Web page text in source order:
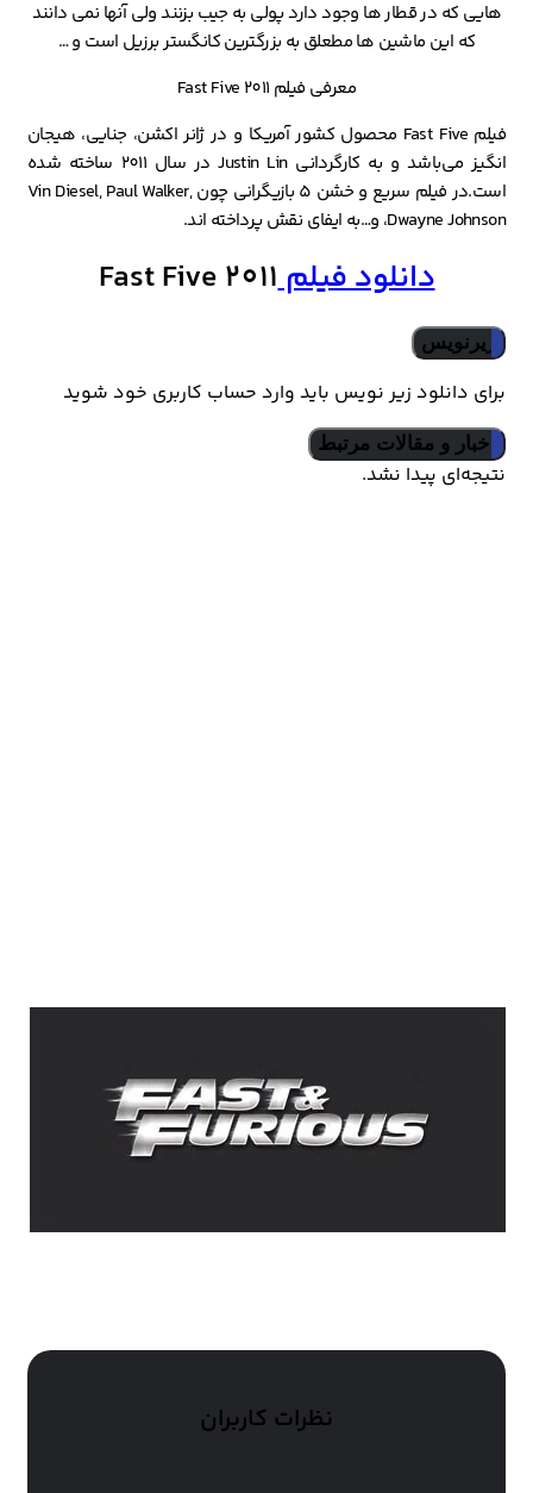
هایی که در قطار ها وجود دارد پولی به جیب بزنند ولی آنها نمی دانند
که این ماشین ها مطعلق به بزرگترین کانگستر برزیل است و …
معرفی فیلم Fast Five 2011
فیلم Fast Five محصول کشور آمریکا و در ژانر اکشن، جنایی، هیجان
انگیز می‌باشد و به کارگردانی Justin Lin در سال 2011 ساخته شده
است.در فیلم سریع و خشن 5 بازیگرانی چون Vin Diesel, Paul Walker,
Dwayne Johnson، و…به ایفای نقش پرداخته اند.
دانلود فیلمFast Five 2011
زیرنویس
برای دانلود زیر نویس باید وارد حساب کاربری خود شوید
اخبار و مقالات مرتبط
نتیجه‌ای پیدا نشد.
نظرات کاربران